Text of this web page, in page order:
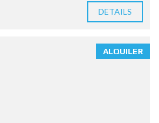
DETAILS
ALQUILER